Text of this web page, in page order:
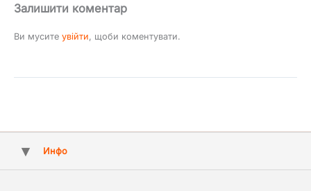
Залишити коментар
Ви мусите увійти, щоби коментувати.
Инфо